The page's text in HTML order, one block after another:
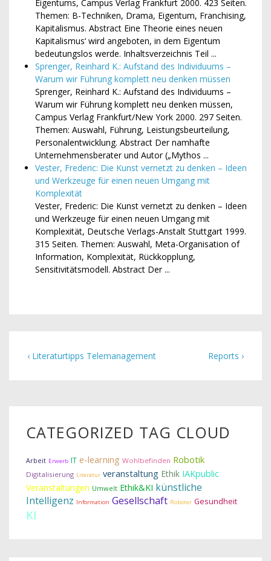
Eigentums, Campus Verlag Frankfurt 2000. 423 Seiten.
Themen: B-Techniken, Drama, Eigentum, Franchising,
Kapitalismus. Abstract Eine Theorie eines neuen
Kapitalismus‘ wird angeboten, in dem Eigentum
bedeutungslos werde. Inhaltsverzeichnis Teil ...
Sprenger, Reinhard K.: Aufstand des Individuums –
Warum wir Führung komplett neu denken müssen
Sprenger, Reinhard K.: Aufstand des Individuums –
Warum wir Führung komplett neu denken müssen,
Campus Verlag Frankfurt/New York 2000. 297 Seiten.
Themen: Auswahl, Führung, Leistungsbeurteilung,
Personalentwicklung. Abstract Der namhafte
Unternehmensberater und Autor („Mythos ...
Vester, Frederic: Die Kunst vernetzt zu denken – Ideen
und Werkzeuge für einen neuen Umgang mit
Komplexität
Vester, Frederic: Die Kunst vernetzt zu denken – Ideen
und Werkzeuge für einen neuen Umgang mit
Komplexität, Deutsche Verlags-Anstalt Stuttgart 1999.
315 Seiten. Themen: Auswahl, Meta-Organisation of
Information, Komplexität, Rückkopplung,
Sensitivitätsmodell. Abstract Der ...
‹ Literaturtipps Telemanagement Reports ›
CATEGORIZED TAG CLOUD
Arbeit Erwerb IT e-learning Wohlbefinden Robotik
Digitalisierung Literatur veranstaltung Ethik IAKpublic
Veranstaltungen Umwelt Ethik&KI künstliche
Intelligenz Information Gesellschaft Roboter Gesundheit
KI